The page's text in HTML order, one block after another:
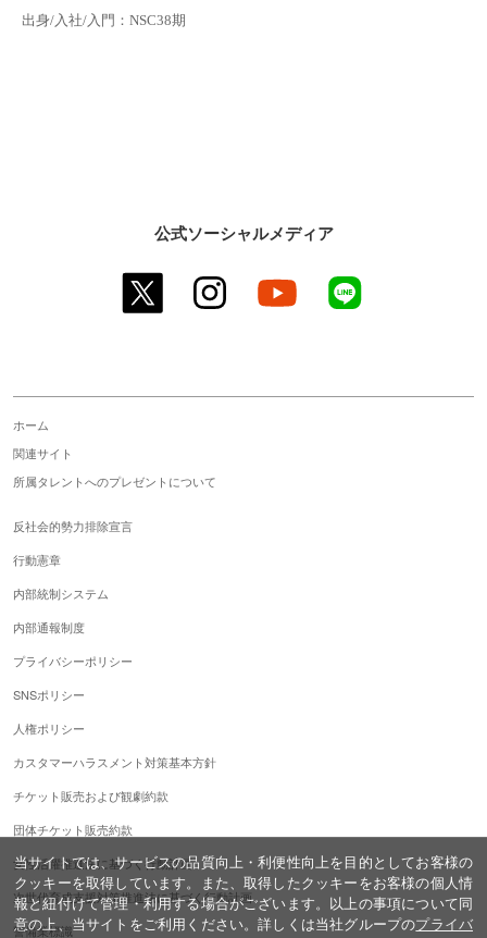
出身/入社/入門：NSC38期
公式ソーシャルメディア
twitter instagram youtube
ホーム
関連サイト
所属タレントへのプレゼントについて
反社会的勢力排除宣言
行動憲章
内部統制システム
内部通報制度
プライバシーポリシー
SNSポリシー
人権ポリシー
カスタマーハラスメント対策基本方針
チケット販売および観劇約款
団体チケット販売約款
女性活躍推進法に基づく行動計画
次世代育成支援対策推進法に基づく行動計画
警備業標識
当サイトでは、サービスの品質向上・利便性向上を目的としてお客様の
クッキーを取得しています。また、取得したクッキーをお客様の個人情
報と紐付けて管理・利用する場合がございます。以上の事項について同
意の上、当サイトをご利用ください。詳しくは当社グループのプライバ